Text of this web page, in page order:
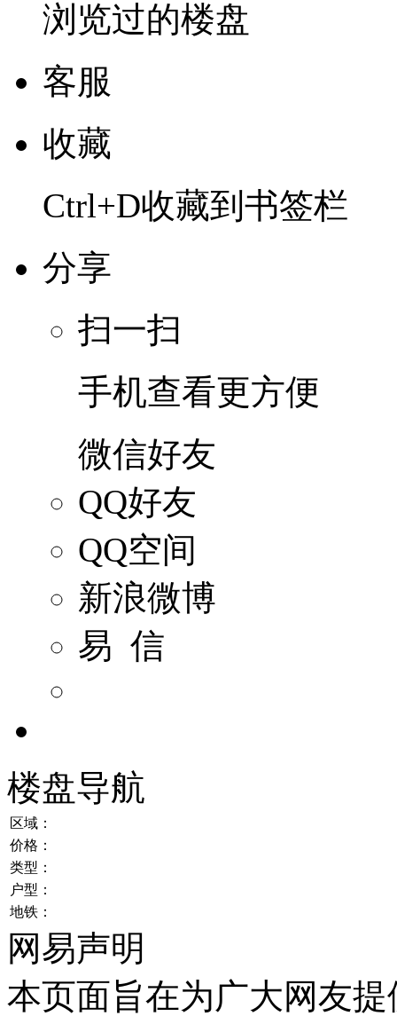
浏览过的楼盘
客服
收藏
Ctrl+D收藏到书签栏
分享
扫一扫
手机查看更方便
微信好友
QQ好友
QQ空间
新浪微博
易 信
楼盘导航
区域：
价格：
类型：
户型：
地铁：
网易声明
本页面旨在为广大网友